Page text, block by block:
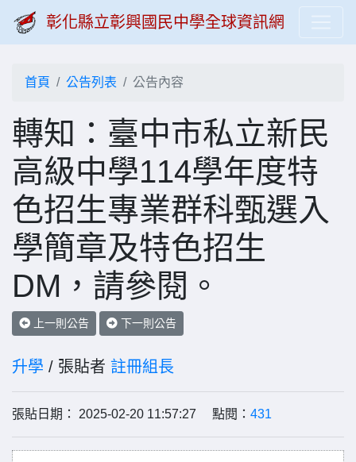
彰化縣立彰興國民中學全球資訊網
首頁 公告列表 公告內容
轉知：臺中市私立新民
高級中學114學年度特
色招生專業群科甄選入
學簡章及特色招生
DM，請參閱。
上一則公告 下一則公告
升學 / 張貼者 註冊組長
張貼日期： 2025-02-20 11:57:27 點閱： 431